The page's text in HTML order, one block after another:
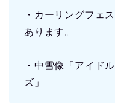
・カーリングフェ
あります。
・中雪像「アイド
ズ」